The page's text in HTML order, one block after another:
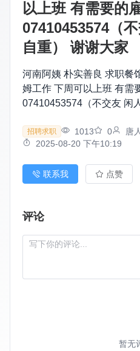
以上班 有需要的
07410453574（
自重） 谢谢大家
河南阿姨 朴实善良 求职餐
姆工作 下周可以上班 有需
07410453574（不交友 闲
招聘求职 1013 0
唐
2025-08-20 下午10:19
联系我 点赞
评论
暂无